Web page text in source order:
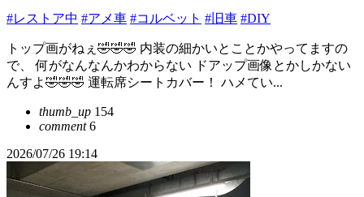
#レストア中 #アメ車 #コルベット #旧車 #DIY
トップ画がねぇ🤣🤣🤣 内装の細かいとことかやってますの
で、 何がなんなんかわからない ドアップ画像とかしかない
んすよ🤣🤣🤣 運転席シートカバー！ ハメてい...
thumb_up 154
comment6
2026/07/26 19:14